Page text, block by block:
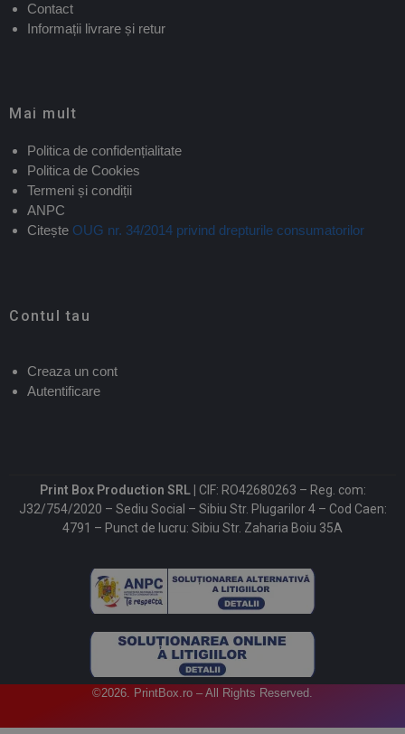
Contact
Informații livrare și retur
Mai mult
Politica de confidențialitate
Politica de Cookies
Termeni și condiții
ANPC
Citește OUG nr. 34/2014 privind drepturile consumatorilor
Contul tau
Creaza un cont
Autentificare
Print Box Production SRL | CIF: RO42680263 – Reg. com:
J32/754/2020 – Sediu Social – Sibiu Str. Plugarilor 4 – Cod Caen:
4791 – Punct de lucru: Sibiu Str. Zaharia Boiu 35A
©2026. PrintBox.ro – All Rights Reserved.